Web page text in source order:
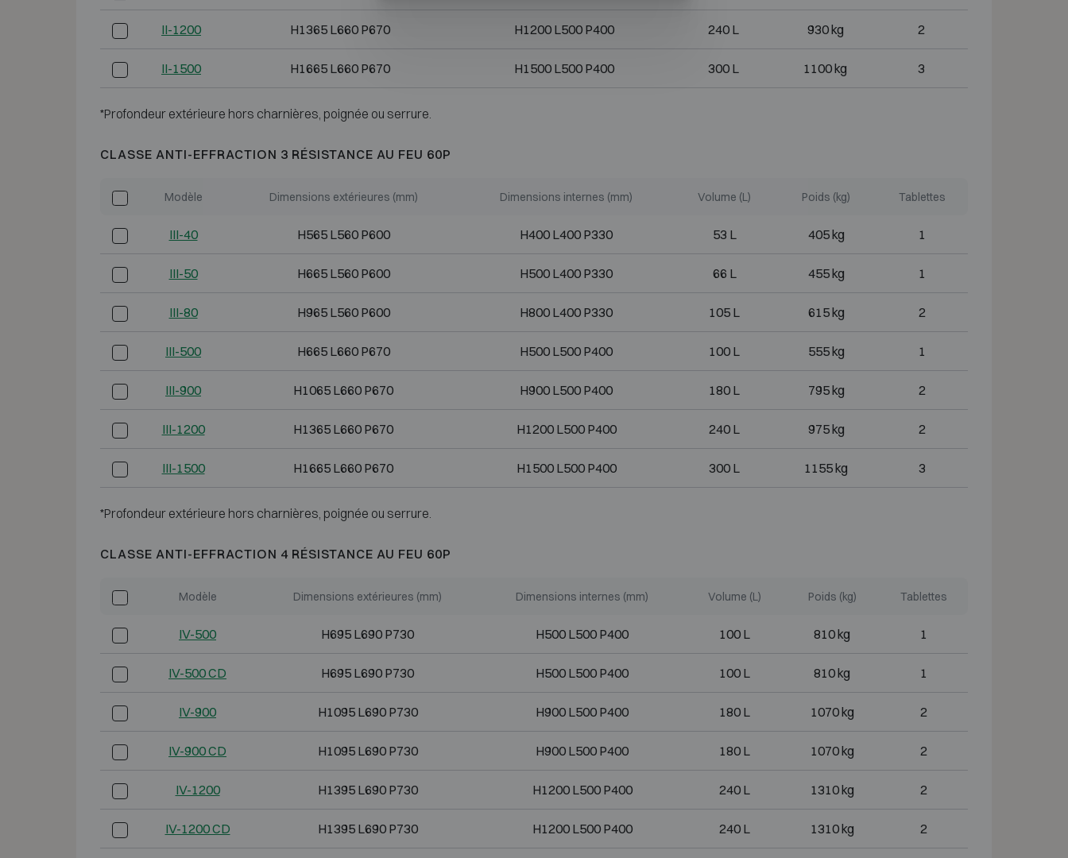
II-1200 H1365 L660 P670 H1200 L500 P400 240 L 930 kg 2
II-1500 H1665 L660 P670 H1500 L500 P400 300 L 1100 kg 3
*Profondeur extérieure hors charnières, poignée ou serrure.
CLASSE ANTI-EFFRACTION 3 RÉSISTANCE AU FEU 60P
Modèle Dimensions extérieures (mm) Dimensions internes (mm) Volume (L) Poids (kg) Tablettes
III-40 H565 L560 P600 H400 L400 P330 53 L 405 kg 1
III-50 H665 L560 P600 H500 L400 P330 66 L 455 kg 1
III-80 H965 L560 P600 H800 L400 P330 105 L 615 kg 2
III-500 H665 L660 P670 H500 L500 P400 100 L 555 kg 1
III-900 H1065 L660 P670 H900 L500 P400 180 L 795 kg 2
III-1200 H1365 L660 P670 H1200 L500 P400 240 L 975 kg 2
III-1500 H1665 L660 P670 H1500 L500 P400 300 L 1155 kg 3
*Profondeur extérieure hors charnières, poignée ou serrure.
CLASSE ANTI-EFFRACTION 4 RÉSISTANCE AU FEU 60P
Modèle Dimensions extérieures (mm) Dimensions internes (mm) Volume (L) Poids (kg) Tablettes
IV-500 H695 L690 P730 H500 L500 P400 100 L 810 kg 1
IV-500 CD H695 L690 P730 H500 L500 P400 100 L 810 kg 1
IV-900 H1095 L690 P730 H900 L500 P400 180 L 1070 kg 2
IV-900 CD H1095 L690 P730 H900 L500 P400 180 L 1070 kg 2
IV-1200 H1395 L690 P730 H1200 L500 P400 240 L 1310 kg 2
IV-1200 CD H1395 L690 P730 H1200 L500 P400 240 L 1310 kg 2